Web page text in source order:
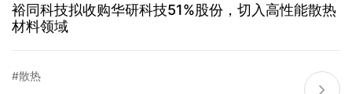
裕同科技拟收购华研科技51%股份，切入高性能散热
材料领域
#散热